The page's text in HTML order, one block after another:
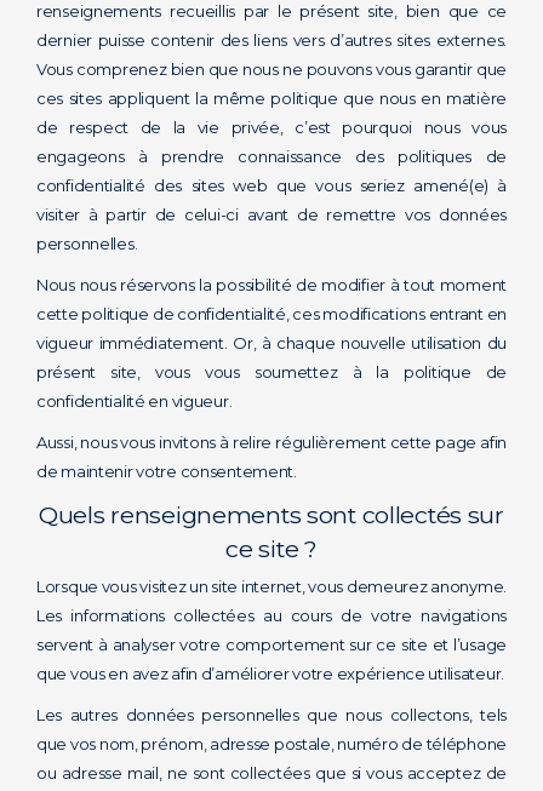
renseignements recueillis par le présent site, bien que ce
dernier puisse contenir des liens vers d’autres sites externes.
Vous comprenez bien que nous ne pouvons vous garantir que
ces sites appliquent la même politique que nous en matière
de respect de la vie privée, c’est pourquoi nous vous
engageons à prendre connaissance des politiques de
confidentialité des sites web que vous seriez amené(e) à
visiter à partir de celui-ci avant de remettre vos données
personnelles.
Nous nous réservons la possibilité de modifier à tout moment
cette politique de confidentialité, ces modifications entrant en
vigueur immédiatement. Or, à chaque nouvelle utilisation du
présent site, vous vous soumettez à la politique de
confidentialité en vigueur.
Aussi, nous vous invitons à relire régulièrement cette page afin
de maintenir votre consentement.
Quels renseignements sont collectés sur
ce site ?
Lorsque vous visitez un site internet, vous demeurez anonyme.
Les informations collectées au cours de votre navigations
servent à analyser votre comportement sur ce site et l’usage
que vous en avez afin d’améliorer votre expérience utilisateur.
Les autres données personnelles que nous collectons, tels
que vos nom, prénom, adresse postale, numéro de téléphone
ou adresse mail, ne sont collectées que si vous acceptez de